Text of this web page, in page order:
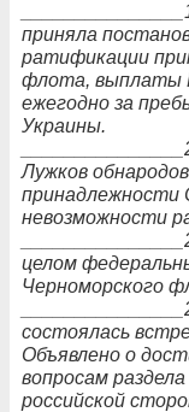
приняла
ратификации
флота, выплаты
ежегодно за
Украины.
Лужков
принадлежности
невозможности
целом
Черноморского
состоялась
Объявлено о
вопросам
российской